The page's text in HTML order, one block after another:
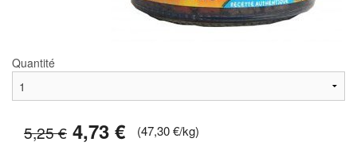
Quantité
5,25 € 4,73 € (47,30 €/kg)